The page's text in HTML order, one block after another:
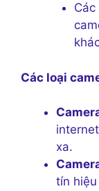
Các loại
xa.
tín